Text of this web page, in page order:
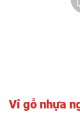
Vỉ gỗ nhựa